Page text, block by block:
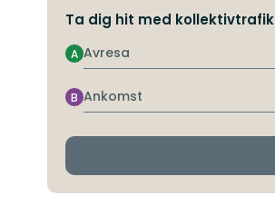
Ta dig hit med kollektivtrafik
Avresa
A
Ankomst
B